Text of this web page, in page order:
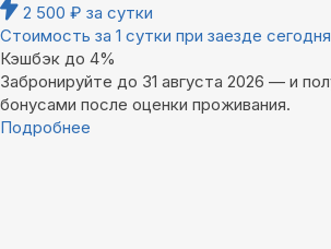
2 500 ₽ за сутки
Стоимость за 1 сутки при заезде сегодня
Кэшбэк до 4%
Забронируйте до 31 августа 2026 — и
бонусами после оценки проживания.
Подробнее